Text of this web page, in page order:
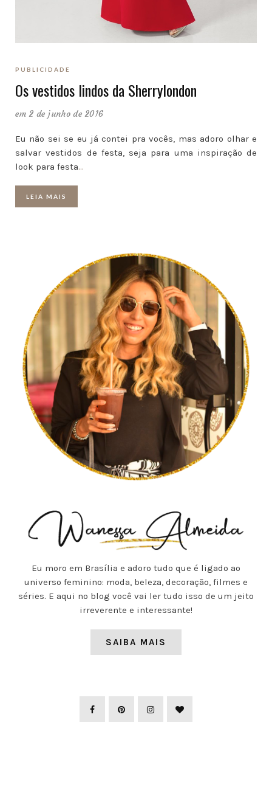
PUBLICIDADE
Os vestidos lindos da Sherrylondon
em 2 de junho de 2016
Eu não sei se eu já contei pra vocês, mas adoro olhar e
salvar vestidos de festa, seja para uma inspiração de
look para festa…
LEIA MAIS
Eu moro em Brasília e adoro tudo que é ligado ao
universo feminino: moda, beleza, decoração, filmes e
séries. E aqui no blog você vai ler tudo isso de um jeito
irreverente e interessante!
SAIBA MAIS